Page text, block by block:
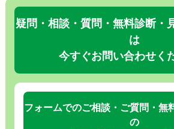
疑問・相談・質問・無料診断・
は
今すぐお問い合わせく
フォームでのご相談・ご質問・無
の